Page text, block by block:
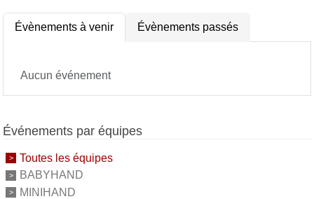
Évènements à venir Évènements passés
Aucun événement
Événements par équipes
Toutes les équipes
BABYHAND
MINIHAND